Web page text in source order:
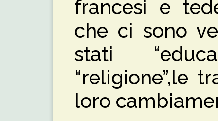
francesi e
che ci sono
stati
“religione”,le
loro